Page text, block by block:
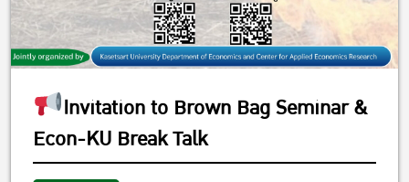
Invitation to Brown Bag Seminar &
Econ-KU Break Talk